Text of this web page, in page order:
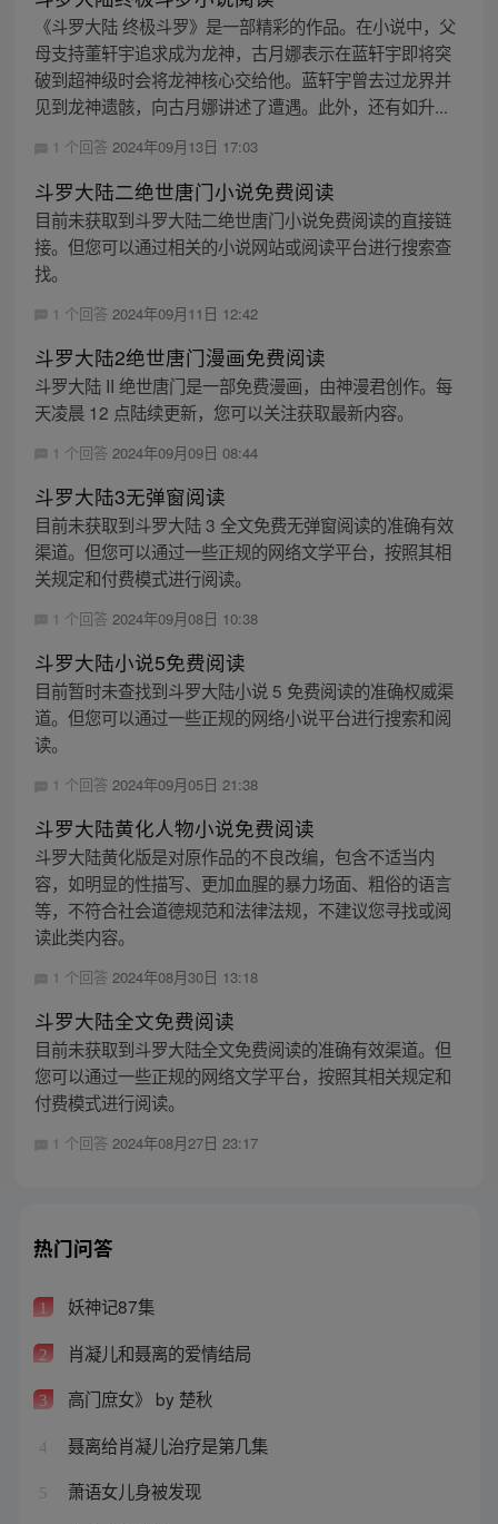
《斗罗大陆 终极斗罗》是一部精彩的作品。在小说中，父
母支持董轩宇追求成为龙神，古月娜表示在蓝轩宇即将突
破到超神级时会将龙神核心交给他。蓝轩宇曾去过龙界并
见到龙神遗骸，向古月娜讲述了遭遇。此外，还有如升...
1 个回答 2024年09月13日 17:03
斗罗大陆二绝世唐门小说免费阅读
目前未获取到斗罗大陆二绝世唐门小说免费阅读的直接链
接。但您可以通过相关的小说网站或阅读平台进行搜索查
找。
1 个回答 2024年09月11日 12:42
斗罗大陆2绝世唐门漫画免费阅读
斗罗大陆 II 绝世唐门是一部免费漫画，由神漫君创作。每
天凌晨 12 点陆续更新，您可以关注获取最新内容。
1 个回答 2024年09月09日 08:44
斗罗大陆3无弹窗阅读
目前未获取到斗罗大陆 3 全文免费无弹窗阅读的准确有效
渠道。但您可以通过一些正规的网络文学平台，按照其相
关规定和付费模式进行阅读。
1 个回答 2024年09月08日 10:38
斗罗大陆小说5免费阅读
目前暂时未查找到斗罗大陆小说 5 免费阅读的准确权威渠
道。但您可以通过一些正规的网络小说平台进行搜索和阅
读。
1 个回答 2024年09月05日 21:38
斗罗大陆黄化人物小说免费阅读
斗罗大陆黄化版是对原作品的不良改编，包含不适当内
容，如明显的性描写、更加血腥的暴力场面、粗俗的语言
等，不符合社会道德规范和法律法规，不建议您寻找或阅
读此类内容。
1 个回答 2024年08月30日 13:18
斗罗大陆全文免费阅读
目前未获取到斗罗大陆全文免费阅读的准确有效渠道。但
您可以通过一些正规的网络文学平台，按照其相关规定和
付费模式进行阅读。
1 个回答 2024年08月27日 23:17
热门问答
1 妖神记87集
2 肖凝儿和聂离的爱情结局
3 高门庶女》 by 楚秋
4 聂离给肖凝儿治疗是第几集
5 萧语女儿身被发现